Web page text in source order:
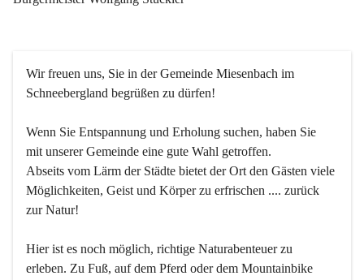
Wir freuen uns, Sie in der Gemeinde Miesenbach im
Schneebergland begrüßen zu dürfen!
Wenn Sie Entspannung und Erholung suchen, haben Sie
mit unserer Gemeinde eine gute Wahl getroffen.
Abseits vom Lärm der Städte bietet der Ort den Gästen viele
Möglichkeiten, Geist und Körper zu erfrischen .... zurück
zur Natur!
Hier ist es noch möglich, richtige Naturabenteuer zu
erleben. Zu Fuß, auf dem Pferd oder dem Mountainbike